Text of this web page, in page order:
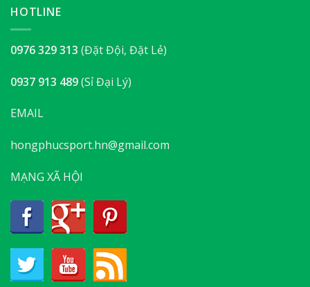
HOTLINE
0976 329 313 (Đặt Đội, Đặt Lẻ)
0937 913 489(Sỉ Đại Lý)
EMAIL
hongphucsport.hn@gmail.com
MẠNG XÃ HỘI